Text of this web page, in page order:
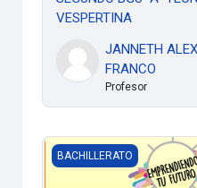
VESPERTINA
JANNETH
FRANCO
Profesor
2DO. “A”
BACHILLERATO